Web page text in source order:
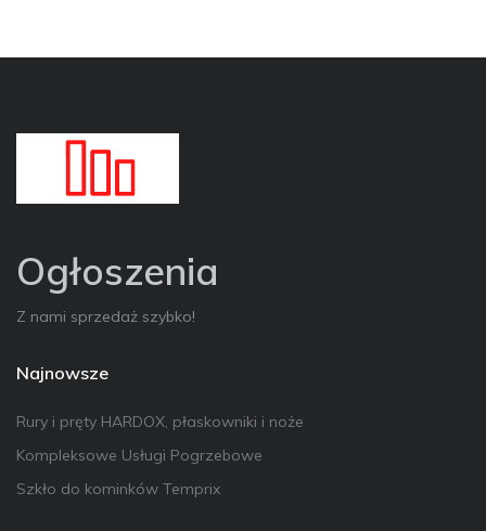
Ogłoszenia
Z nami sprzedaż szybko!
Najnowsze
Rury i pręty HARDOX, płaskowniki i noże
Kompleksowe Usługi Pogrzebowe
Szkło do kominków Temprix